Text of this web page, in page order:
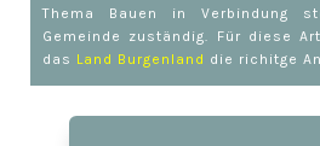
Thema Bauen in Verbindung
Gemeinde zuständig. Für diese
das Land Burgenland die richitge